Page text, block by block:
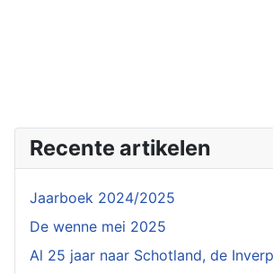
Recente artikelen
Jaarboek 2024/2025
De wenne mei 2025
Al 25 jaar naar Schotland, de